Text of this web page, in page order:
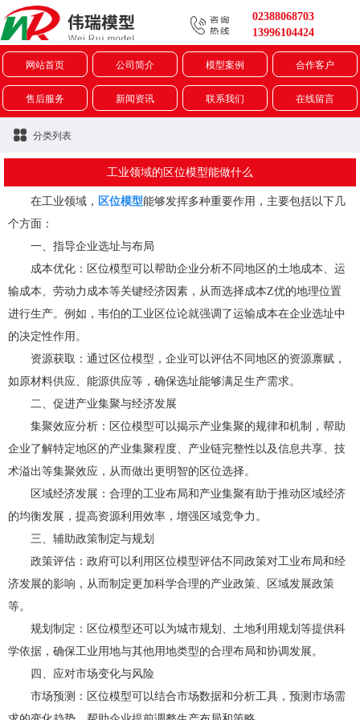
02388068703
13996104424
网站首页 公司简介 模型案例 合作客户
售后服务 新闻资讯 联系我们 在线留言
分类列表
工业领域的区位模型能做什么
在工业领域， 区位模型能够发挥多种重要作用，主要包括以下几
个方面：
一、指导企业选址与布局
成本优化：区位模型可以帮助企业分析不同地区的土地成本、运
输成本、劳动力成本等关键经济因素，从而选择成本Z优的地理位置
进行生产。例如，韦伯的工业区位论就强调了运输成本在企业选址中
的决定性作用。
资源获取：通过区位模型，企业可以评估不同地区的资源禀赋，
如原材料供应、能源供应等，确保选址能够满足生产需求。
二、促进产业集聚与经济发展
集聚效应分析：区位模型可以揭示产业集聚的规律和机制，帮助
企业了解特定地区的产业集聚程度、产业链完整性以及信息共享、技
术溢出等集聚效应，从而做出更明智的区位选择。
区域经济发展：合理的工业布局和产业集聚有助于推动区域经济
的均衡发展，提高资源利用效率，增强区域竞争力。
三、辅助政策制定与规划
政策评估：政府可以利用区位模型评估不同政策对工业布局和经
济发展的影响，从而制定更加科学合理的产业政策、区域发展政策
等。
规划制定：区位模型还可以为城市规划、土地利用规划等提供科
学依据，确保工业用地与其他用地类型的合理布局和协调发展。
四、应对市场变化与风险
市场预测：区位模型可以结合市场数据和分析工具，预测市场需